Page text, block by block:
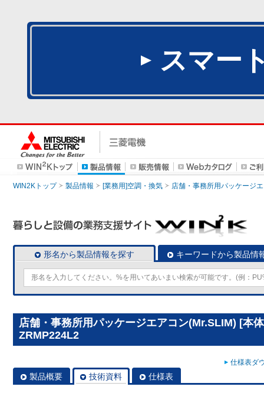
スマー
WIN2Kトップ 製品情報 [業務用]空調・換気 店舗・事務所用パッケージ
形名から製品情報を探す キーワードから製品情
店舗・事務所用パッケージエアコン(Mr.SLIM) [本
ZRMP224L2
仕様表ダ
製品概要 技術資料 仕様表